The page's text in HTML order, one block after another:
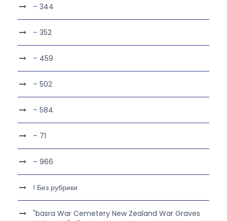
– 344
– 352
– 459
– 502
– 584
– 71
– 966
! Без рубрики
"basra War Cemetery New Zealand War Graves